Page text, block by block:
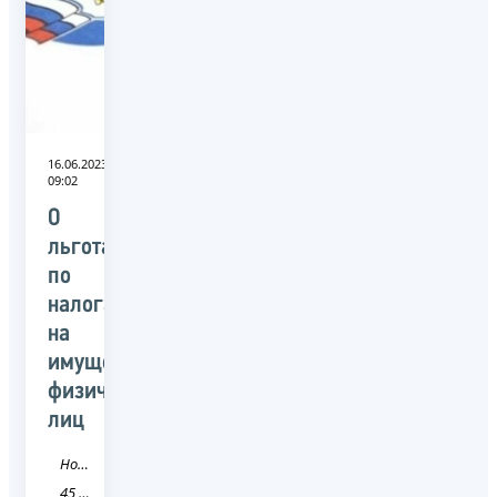
16.06.2023
09:02
О
льготах
по
налогам
на
имущество
физических
лиц
Новость
45 Курганская область